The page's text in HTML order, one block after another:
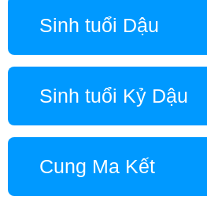
Sinh tuổi Dậu
Sinh tuổi Kỷ Dậu
Cung Ma Kết